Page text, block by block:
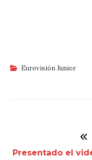
Eurovisión Junior
Presentado el